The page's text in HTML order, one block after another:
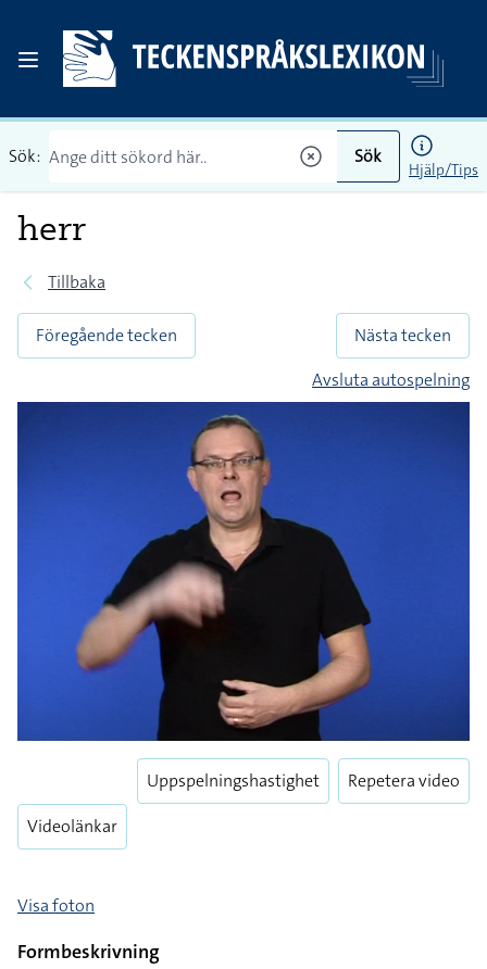
Sök: Sök
Hjälp/Tips
herr
Tillbaka
Föregående tecken
Nästa tecken
Avsluta autospelning
Videolänkar
Uppspelningshastighet Repetera video
Visa foton
Formbeskrivning